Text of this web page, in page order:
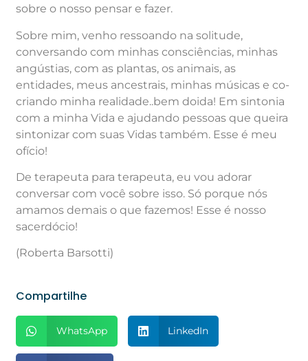
sobre o nosso pensar e fazer.
Sobre mim, venho ressoando na solitude,
conversando com minhas consciências, minhas
angústias, com as plantas, os animais, as
entidades, meus ancestrais, minhas músicas e co-
criando minha realidade..bem doida! Em sintonia
com a minha Vida e ajudando pessoas que queira
sintonizar com suas Vidas também. Esse é meu
ofício!
De terapeuta para terapeuta, eu vou adorar
conversar com você sobre isso. Só porque nós
amamos demais o que fazemos! Esse é nosso
sacerdócio!
(Roberta Barsotti)
Compartilhe
WhatsApp LinkedIn